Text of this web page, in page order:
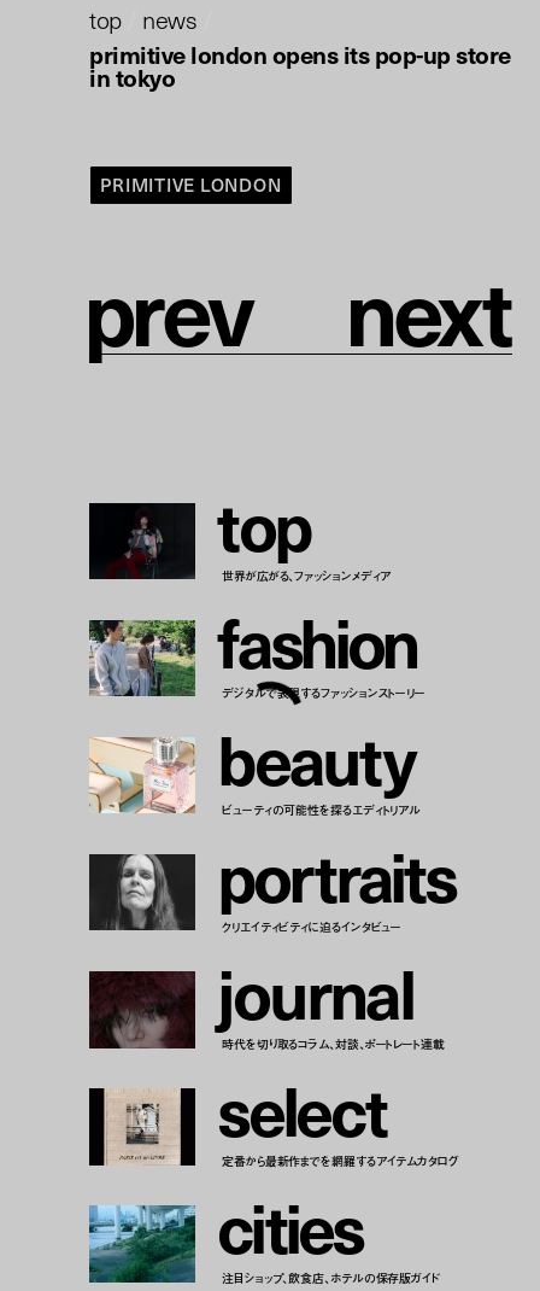
top/ news
primitive london opens its pop-up store
in tokyo
PRIMITIVE LONDON
prev next
top
世界が広がる、ファッションメディア
fashion
デジタルで表現するファッションストーリー
beauty
ビューティの可能性を探るエディトリアル
portraits
クリエイティビティに迫るインタビュー
journal
時代を切り取るコラム、対談、ポートレート連載
select
定番から最新作までを網羅するアイテムカタログ
cities
注目ショップ、飲食店、ホテルの保存版ガイド